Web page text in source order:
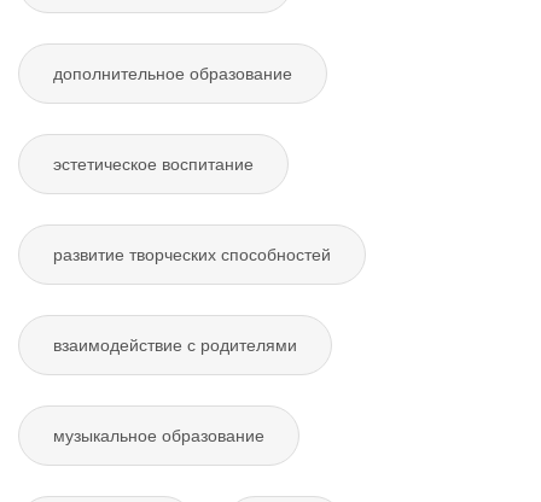
дополнительное образование
эстетическое воспитание
развитие творческих способностей
взаимодействие с родителями
музыкальное образование